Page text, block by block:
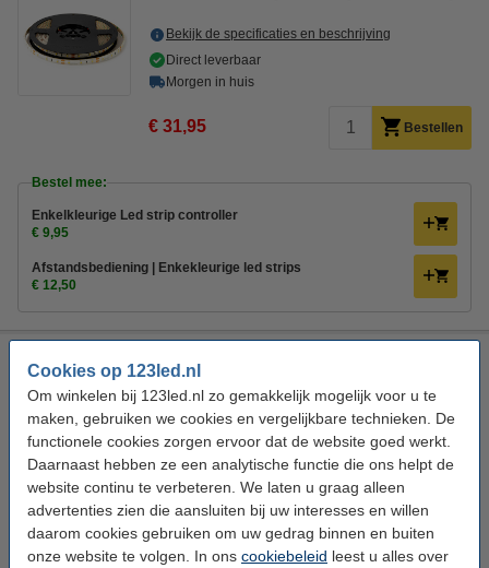
Cookies op 123led.nl
Om winkelen bij 123led.nl zo gemakkelijk mogelijk voor u te
maken, gebruiken we cookies en vergelijkbare technieken. De
functionele cookies zorgen ervoor dat de website goed werkt.
Daarnaast hebben ze een analytische functie die ons helpt de
website continu te verbeteren. We laten u graag alleen
advertenties zien die aansluiten bij uw interesses en willen
daarom cookies gebruiken om uw gedrag binnen en buiten
onze website te volgen. In ons cookiebeleid leest u alles over
Bekijk de specificaties en beschrijving
Direct leverbaar
Morgen in huis
€ 31,95 Bestellen
Bestel mee:
Enkelkleurige Led strip controller
€ 9,95
Afstandsbediening | Enkekleurige led strips
€ 12,50
IP65 | 12VIncl. 12V voeding
Helder wit 4000 K
Bekijk de specificaties en beschrijving
Direct leverbaar
€ 31,95